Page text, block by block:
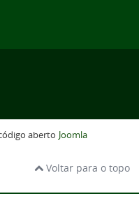
aberto Joomla
Voltar para o topo